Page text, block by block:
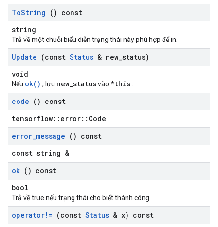
ToString () const
string
Trả về một chuỗi biểu diễn trạng thái này phù hợp để in.
Update (const Status & new status)
void
Nếu ok() , lưu new_statusvào *this
code () const
tensorflow::error::Code
error_message () const
const string &
ok () const
bool
Trả về true nếu trạng thái cho biết thành công.
operator!= (const Status & x) const